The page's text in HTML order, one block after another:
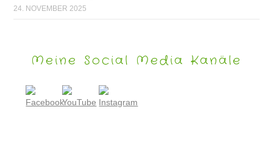
24. NOVEMBER 2025
Meine Social Media Kanäle